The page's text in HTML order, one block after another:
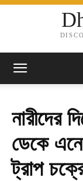
নারীদের
ডেকে এনে
ট্রাপ